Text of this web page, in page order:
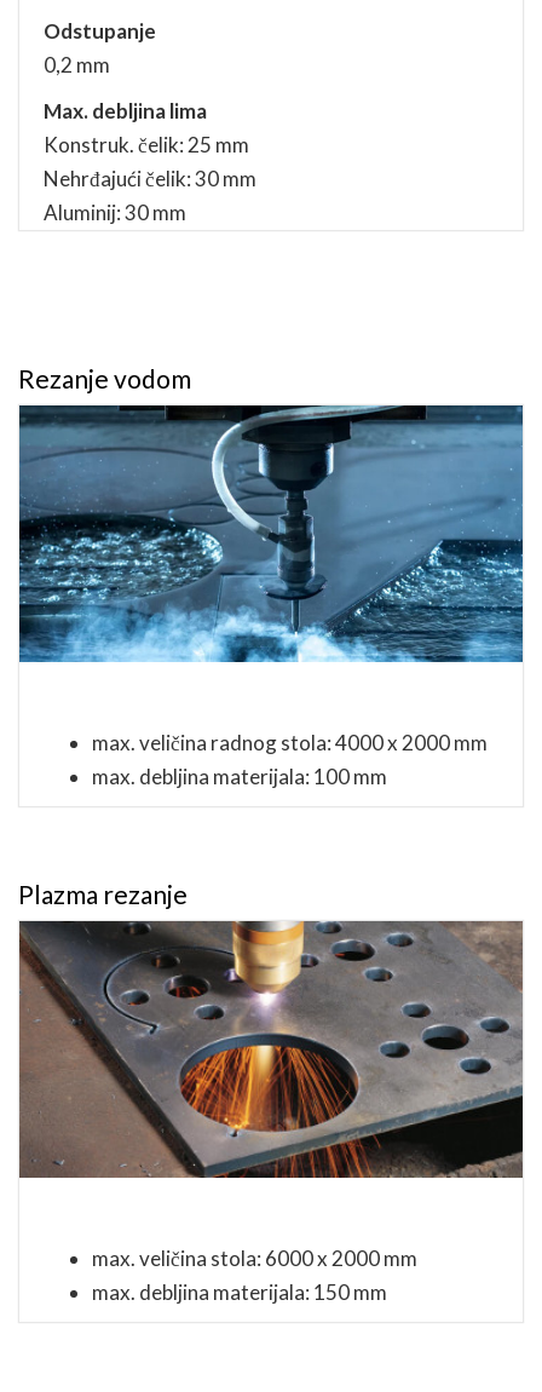
Odstupanje
0,2 mm
Max. debljina lima
Konstruk. čelik: 25 mm
Nehrđajući čelik: 30 mm
Aluminij: 30 mm
Rezanje vodom
max. veličina radnog stola: 4000 x 2000 mm
max. debljina materijala: 100 mm
Plazma rezanje
max. veličina stola: 6000 x 2000 mm
max. debljina materijala: 150 mm